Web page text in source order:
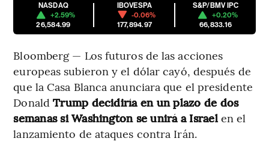
NASDAQ
+2.59%
26,584.99
IBOVESPA
-0.06%
177,894.97
S&P/BMV IPC
+0.20%
66,833.16
Bloomberg — Los futuros de las acciones
europeas subieron y el dólar cayó, después de
que la Casa Blanca anunciara que el presidente
DonaldTrump decidiría en un plazo de dos
semanas si Washington se unirá a Israelen el
lanzamiento de ataques contra Irán.